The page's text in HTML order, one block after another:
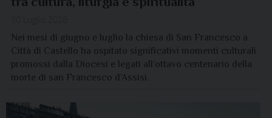
Nei mesi di giugno e luglio la chiesa di San Francesco a
Città di Castello ha ospitato significativi momenti culturali
promossi dalla Diocesi e legati all’ottavo centenario della
morte di san Francesco d’Assisi.